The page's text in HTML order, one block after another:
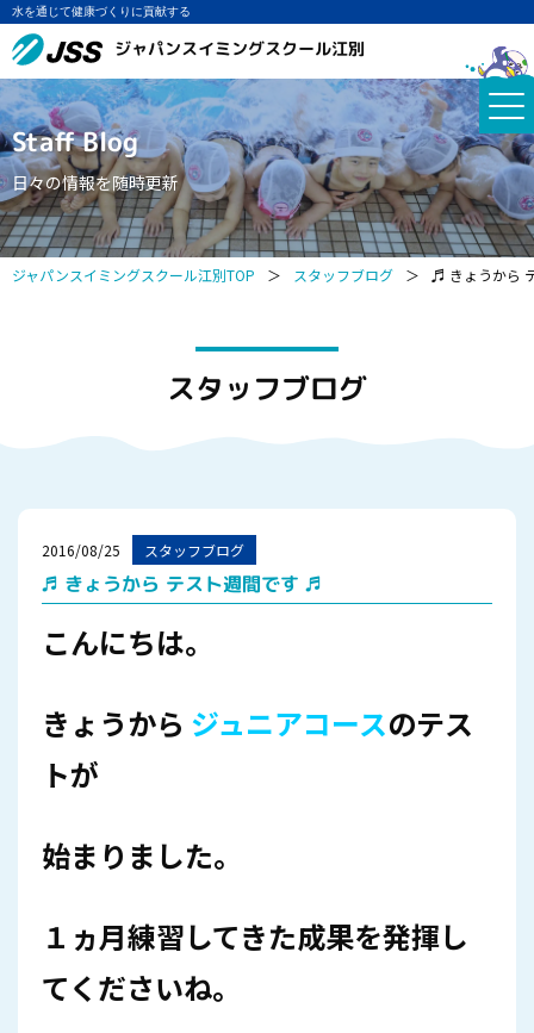
水を通じて健康づくりに貢献する
ジャパンスイミングスクール江別
Staff Blog
日々の情報を随時更新
ジャパンスイミングスクール江別TOP ＞ スタッフブログ ＞ ♬ きょうから
スタッフブログ
2016/08/25 スタッフブログ
♬ きょうから テスト週間です ♬
こんにちは。
きょうから ジュニアコースのテス
トが
始まりました。
１ヵ月練習してきた成果を発揮し
てくださいね。